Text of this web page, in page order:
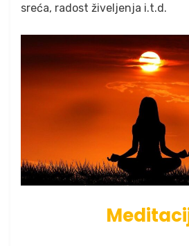
sreća, radost živeljenja i.t.d.